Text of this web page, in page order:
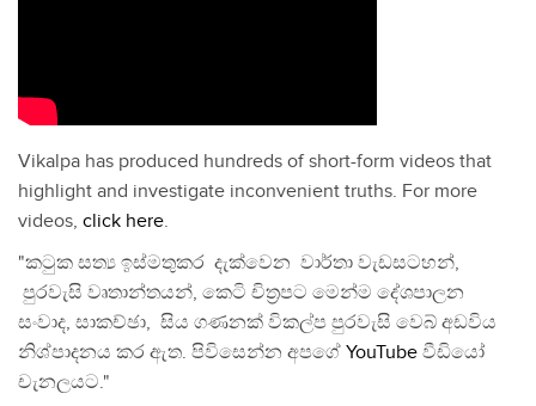
Vikalpa has produced hundreds of short-form videos that
highlight and investigate inconvenient truths. For more
videos, click here.
"කටුක සත්‍ය ඉස්මතුකර දැක්වෙන වාර්තා වැඩසටහන්,
පුරවැසි වෘතාන්තයන්, කෙටි චිත්‍රපට මෙන්ම දේශපාලන
සංවාද, සාකච්ඡා, සිය ගණනක් විකල්ප පුරවැසි වෙබ් අඩවිය
නිශ්පාදනය කර ඇත. පිවිසෙන්න අපගේ YouTube වීඩියෝ
චැනලයට."